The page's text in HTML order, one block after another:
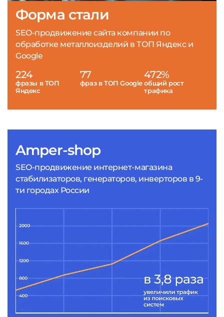
Amper-shop
SEO-продвижение интернет-магазина
стабилизаторов, генераторов, инверторов в 9-
ти городах России
Форма стали
SEO-продвижение сайта компании по
обработке металлоизделий в ТОП Яндекс и
Google
224
фразы в ТОП
Яндекс
77
фраз в ТОП Google
472%
общий рост
трафика